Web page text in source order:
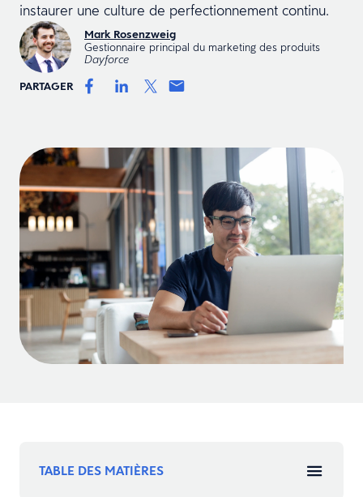
instaurer une culture de perfectionnement continu.
Mark Rosenzweig
Gestionnaire principal du marketing des produits
Dayforce
PARTAGER
TABLE DES MATIÈRES